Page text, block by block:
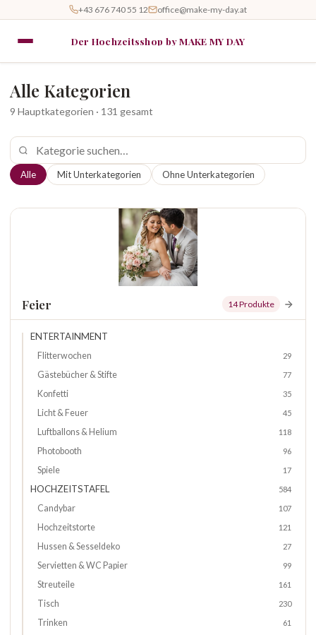
+43 676 740 55 12 office@make-my-day.at
Der Hochzeitsshop by MAKE MY DAY
Alle Kategorien
9 Hauptkategorien · 131 gesamt
Alle Mit Unterkategorien Ohne Unterkategorien
Feier 14 Produkte
ENTERTAINMENT
Flitterwochen 29
Gästebücher & Stifte 77
Konfetti 35
Licht & Feuer 45
Luftballons & Helium 118
Photobooth 96
Spiele 17
HOCHZEITSTAFEL 584
Candybar 107
Hochzeitstorte 121
Hussen & Sesseldeko 27
Servietten & WC Papier 99
Streuteile 161
Tisch 230
Trinken 61